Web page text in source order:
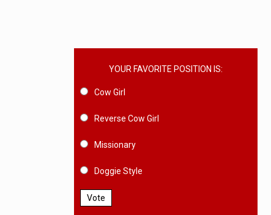
YOUR FAVORITE POSITION IS:
Cow Girl
Reverse Cow Girl
Missionary
Doggie Style
Vote